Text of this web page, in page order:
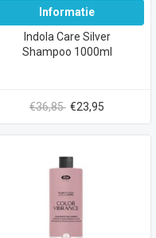
Informatie
Indola Care Silver
Shampoo 1000ml
€36,85 €23,95